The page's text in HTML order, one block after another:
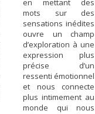
en mettant des
mots sur des
sensations inédites
ouvre un champ
d’exploration à une
expression plus
précise d’un
ressenti émotionnel
et nous connecte
plus intimement au
monde qui nous